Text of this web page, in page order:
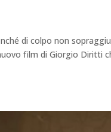
di colpo non
film di Giorgio Diritti